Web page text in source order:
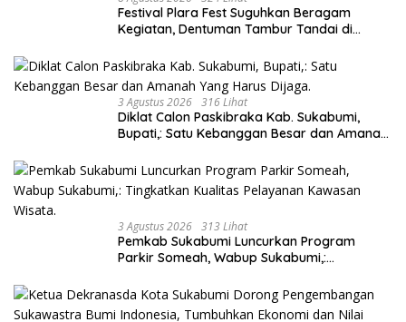
Festival Plara Fest Suguhkan Beragam
Kegiatan, Dentuman Tambur Tandai di
156.
3 Agustus 2026 316 Lihat
Diklat Calon Paskibraka Kab. Sukabumi,
Bupati,: Satu Kebanggan Besar dan Amanah
3 Agustus 2026 313 Lihat
Pemkab Sukabumi Luncurkan Program
Parkir Someah, Wabup Sukabumi,:
Wisata.